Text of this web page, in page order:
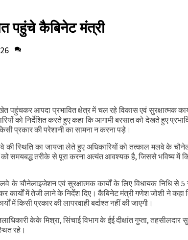
पहुंचे कैबिनेट मंत्री
आपदा प्रभावित क्षेत्र में चल रहे विकास एवं सुरक्षात्मक
को निर्देशित करते हुए कहा कि आगामी बरसात को देखते हुए
प्रकार की परेशानी का सामना न करना पड़े।
की स्थिति का जायजा लेते हुए अधिकारियों को तत्काल मलवे के
को समयबद्ध तरीके से पूरा करना अत्यंत आवश्यक है, जिससे भविष्य में
के चौनेलाइजेशन एवं सुरक्षात्मक कार्यों के लिए विधायक निधि से
कार्यों में तेजी लाने के निर्देश दिए। कैबिनेट मंत्री गणेश जोशी ने
में किसी प्रकार की लापरवाही बर्दाश्त नहीं की जाएगी।
केके मिश्रा, सिंचाई विभाग के ईई दीक्षांत गुप्ता, तहसीलदार
रहे।